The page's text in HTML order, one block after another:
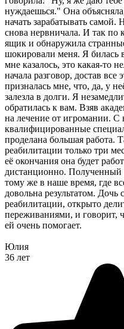
нуждаешься." Она
начать зарабатывать самой.
снова нервничала. И так по
ящик и обнаружила
шокировали меня. Я билась
мне казалось, это какая-то
начала разговор, достав все
призналась мне, что, да, у
залезла в долги. Я
обратилась к вам. Взяв
на лечение от игромании. С
квалифицированные
проделана большая работа.
реабилитации только три
её окончания она будет
дистанционно. Полученный
тому же в наше время, где
довольна результатом. Дочь
реабилитации, открыто
переживаниями, и говорит,
ей очень помогает.
Юлия
36 лет